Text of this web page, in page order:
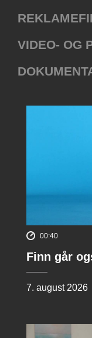
VIDEO- OG
00:40
Finn går
7. august 2026